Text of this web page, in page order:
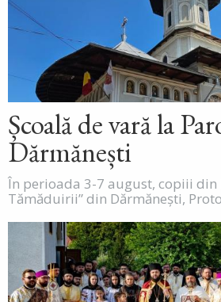
Școală de vară la
Dărmănești
În perioada 3-7 august, copiii din
Tămăduirii” din Dărmănești,